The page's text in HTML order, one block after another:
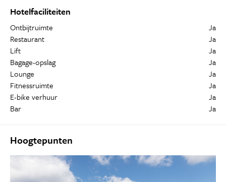
Hotelfaciliteiten
Ontbijtruimte
Ja
Restaurant
Ja
Lift
Ja
Bagage-opslag
Ja
Lounge
Ja
Fitnessruimte
Ja
E-bike verhuur
Ja
Bar
Ja
Hoogtepunten